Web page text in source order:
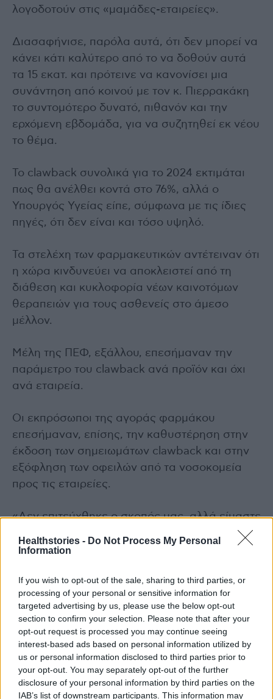
Healthstories - Do Not Process My Personal
Information
If you wish to opt-out of the sale, sharing to third parties, or
processing of your personal or sensitive information for
targeted advertising by us, please use the below opt-out
section to confirm your selection. Please note that after your
opt-out request is processed you may continue seeing
interest-based ads based on personal information utilized by
us or personal information disclosed to third parties prior to
your opt-out. You may separately opt-out of the further
disclosure of your personal information by third parties on the
IAB’s list of downstream participants. This information may
λογοδοτούν στις «μαμάδες-εταιρείες».
Διασαφήνισε, παρόλα αυτά, ότι δεν μπορεί να
κάνει κάτι καλύτερο από το να δοθούν αυτά
τα 15 εκατ. και πρότεινε να κανονίσει μια
συνάντηση από κοινού με τον κ. Πιερρακάκη
το συντομότερο δυνατό, πιθανόν και την
ερχόμενη εβδομάδα, για να συζητηθεί εκ νέου
το θέμα.
Το clawback συνολικά για το 2024 εκτιμάται
πως θα ανέλθει κοντά στο 76%, αλλά ο
Υπουργός Υγείας είπε, σύμφωνα με τις ίδιες
πηγές, ότι δεν είναι και τόσο υψηλό.
Τα στελέχη των φαρμακευτικών αντέτειναν ότι
η χώρα κινδυνεύει να αποκλειστεί από τη
διάθεση και κυκλοφορία νέων καινοτόμων
θεραπειών για τους ασθενείς στο άμεσο
μέλλον.
Μέλη της ΠΕΦ, εξάλλου, επεσήμαναν την
παράμετρο του clawback ανά προϊόν και όχι
ανά εταιρεία.
Οι εκπρόσωποι της αγοράς φαρμάκου
επεσήμαναν, επίσης, την καθυστέρηση στην
έκδοση των σημειωμάτων clawback και στην
εξόφληση των οφειλών από τα νοσοκομεία
προς τις εταιρείες.
«Δεν επιτεύχθηκε ο σκοπός μας, αλλά είμαστε
στα μισά του δρόμου», μας έλεγε ανώτερο
στέλεχος της αγοράς μετά την κρίσιμη
ΠΗΓΗ: mononews
Δείτε επίσης
Άδωνις: Το 2026 θα ξεκινήσει πρόγραμμα
αξιοποίησης του δικτύου των φαρμακείων